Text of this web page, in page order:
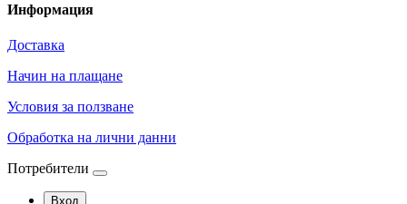
Информация
Доставка
Начин на плащане
Условия за ползване
Обработка на лични данни
Потребители
Вход